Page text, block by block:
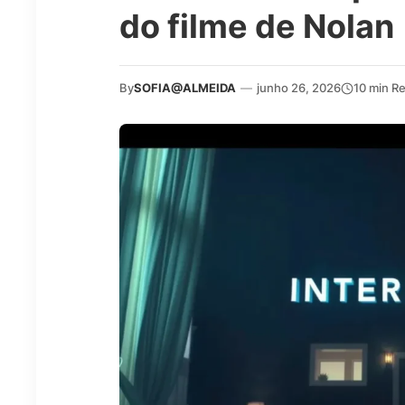
do filme de Nolan
BySOFIA@ALMEIDA — junho 26, 2026 10 min